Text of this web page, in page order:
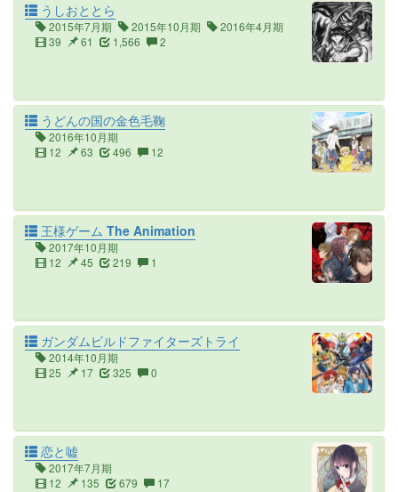
うしおととら
2015年7月期 2015年10月期
2016年4月期
39
61 1,566 2
うどんの国の金色毛鞠
2016年10月期
12
63 496 12
王様ゲーム The Animation
2017年10月期
12
45 219 1
ガンダムビルドファイターズトライ
2014年10月期
25
17 325 0
恋と嘘
2017年7月期
12
135 679 17